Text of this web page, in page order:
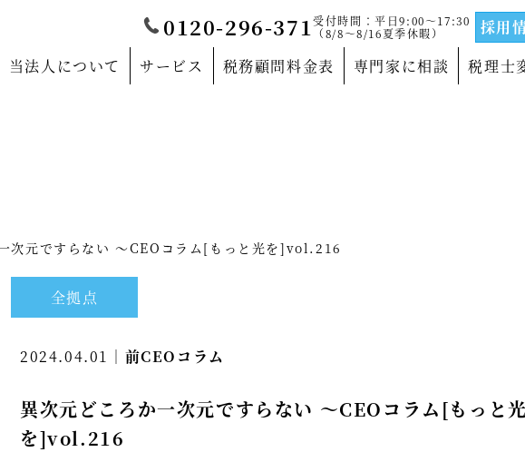
0120-296-371受付時間：平日9:00～17:30
（8/8～8/16夏季休暇）
採用
当法人について
サービス 税務顧問料金表 専門家に相談 税理士
経営コンサルティングの専門家
事業承継の専門家
税務調査の専門家
医療業界の専門家
次元ですらない ～CEOコラム[もっと光を]vol.216
全拠点
2024.04.01｜ 前CEOコラム
異次元どころか一次元ですらない ～CEOコラム[もっと光
を]vol.216